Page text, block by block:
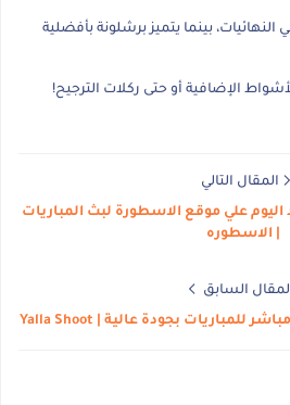
بينما يتميز برشلونة بأفضلية
الإضافية أو حتى ركلات الترجيح!
المقال التالي
اليوم علي موقع الاسطورة لبث المباريات
| الاسطوره
السابق